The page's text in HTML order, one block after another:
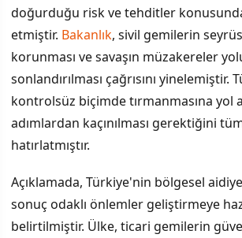
doğurduğu risk ve tehditler
etmiştir. Bakanlık, sivil gemilerin
korunması ve savaşın müzakereler
sonlandırılması çağrısını yinelemiştir.
kontrolsüz biçimde tırmanmasına yol
adımlardan kaçınılması gerektiğini
hatırlatmıştır.
Açıklamada, Türkiye'nin bölgesel
sonuç odaklı önlemler geliştirmeye
belirtilmiştir. Ülke, ticari gemilerin